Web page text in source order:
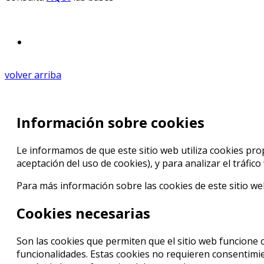
volver arriba
Información sobre cookies
Le informamos de que este sitio web utiliza cookies
aceptación del uso de cookies), y para analizar el
Para más información sobre las cookies de este sitio
Cookies necesarias
Son las cookies que permiten que el sitio web
funcionalidades. Estas cookies no requieren